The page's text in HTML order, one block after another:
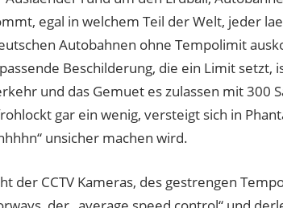
egal in welchem Teil der Welt, jeder
Autobahnen ohne Tempolimit
Beschilderung, die ein Limit setzt,
und das Gemuet es zulassen mit 300
gar ein wenig, versteigt sich in
unsicher machen wird.
der CCTV Kameras, des gestrengen